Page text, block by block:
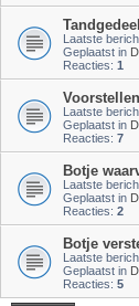
Laatste
Geplaatst in
Reacties: 1
Voorstellen
Laatste
Geplaatst in
Reacties: 7
Botje
Laatste
Geplaatst in
Reacties: 2
Botje
Laatste
Geplaatst in
Reacties: 5